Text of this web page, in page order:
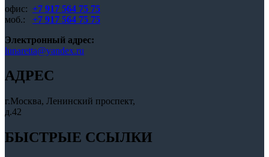
офис: +7 917 564 75 75
моб.: +7 917 564 75 75
Электронный адрес:
lunaretta@yandex.ru
АДРЕС
г.Москва, Ленинский проспект,
д.42
БЫСТРЫЕ ССЫЛКИ